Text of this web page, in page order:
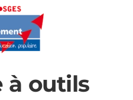
à outils